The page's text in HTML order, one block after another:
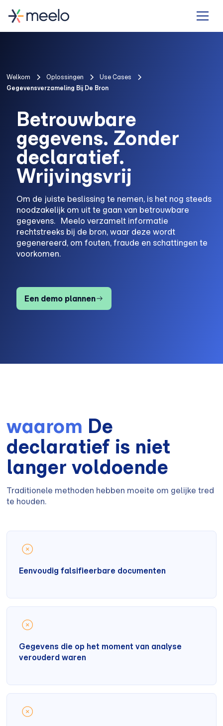
Welkom Oplossingen
Use Cases
Gegevensverzameling Bij De Bron
Betrouwbare
gegevens. Zonder
declaratief.
Wrijvingsvrij
Om de juiste beslissing te nemen, is het nog steeds
noodzakelijk om uit te gaan van betrouwbare
gegevens. Meelo verzamelt informatie
rechtstreeks bij de bron, waar deze wordt
gegenereerd, om fouten, fraude en schattingen te
voorkomen.
Een demo plannen
waarom De
declaratief is niet
langer voldoende
Traditionele methoden hebben moeite om gelijke tred
te houden.
Eenvoudig falsifieerbare documenten
Gegevens die op het moment van analyse
verouderd waren